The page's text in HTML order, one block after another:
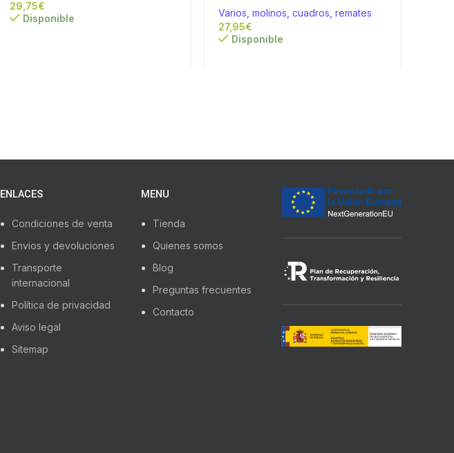
€
Disponible
Varios, molinos, cuadros, remates
€
Disponible
ENLACES
Condiciones de venta
Envios y devoluciones
Transporte
internacional
Política de privacidad
Aviso legal
Sitemap
MENU
Tienda
Quienes somos
Blog
Preguntas frecuentes
Contacto